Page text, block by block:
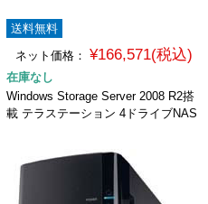
送料無料
ネット価格： ¥166,571(税込)
在庫なし
Windows Storage Server 2008 R2搭
載 テラステーション 4ドライブNAS